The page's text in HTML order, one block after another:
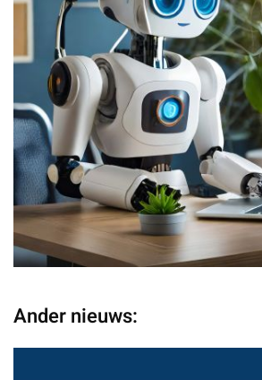
Ander nieuws: